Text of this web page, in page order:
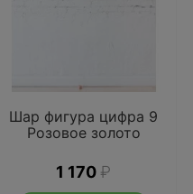
Шар фигура цифра 9
Розовое золото
1 170 ₽